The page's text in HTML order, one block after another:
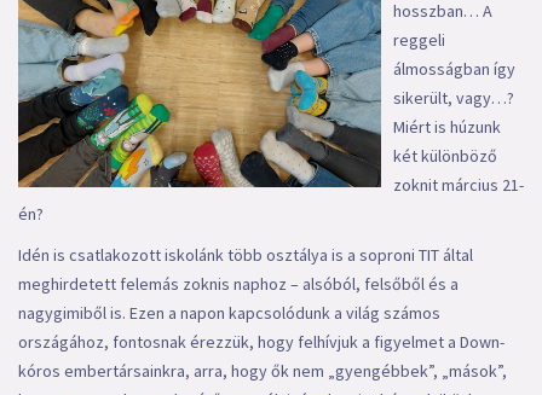
hosszban… A
reggeli
álmosságban így
sikerült, vagy…?
Miért is húzunk
két különböző
zoknit március 21-
én?
Idén is csatlakozott iskolánk több osztálya is a soproni TIT által
meghirdetett felemás zoknis naphoz – alsóból, felsőből és a
nagygimiből is. Ezen a napon kapcsolódunk a világ számos
országához, fontosnak érezzük, hogy felhívjuk a figyelmet a Down-
kóros embertársainkra, arra, hogy ők nem „gyengébbek”, „mások”,